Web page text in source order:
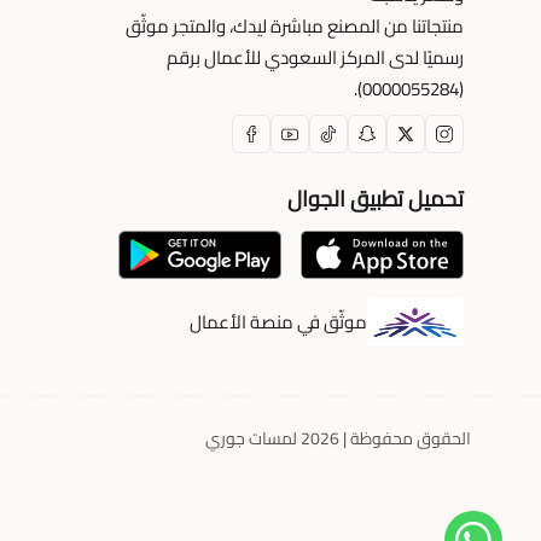
منتجاتنا من المصنع مباشرة ليدك، والمتجر موثّق
رسميًا لدى المركز السعودي للأعمال برقم
(0000055284).
تحميل تطبيق الجوال
موثّق في منصة الأعمال
الحقوق محفوظة | 2026 لمسات جوري